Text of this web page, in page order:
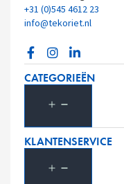
+31 (0)545 4612 23
info@tekoriet.nl
CATEGORIEËN
KLANTENSERVICE